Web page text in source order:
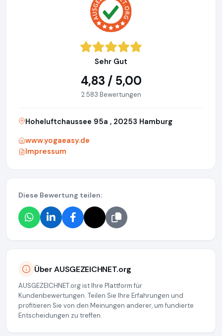
Sehr Gut
4,83 / 5,00
2.583 Bewertungen
Hoheluftchaussee 95a , 20253 Hamburg
www.yogaeasy.de
Impressum
Diese Bewertung teilen:
Über AUSGEZEICHNET.org
AUSGEZEICHNET.org ist Ihre Plattform für
Kundenbewertungen. Teilen Sie Ihre Erfahrungen und
profitieren Sie von den Meinungen anderer, um fundierte
Entscheidungen zu treffen.